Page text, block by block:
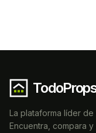
La plataforma líder
Encuentra, compara